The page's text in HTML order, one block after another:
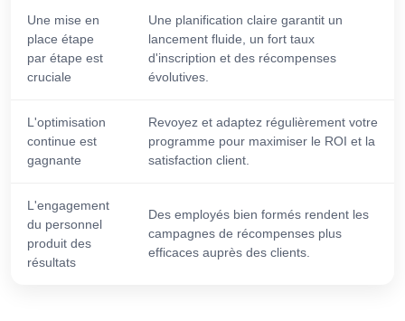
Une mise en
place étape
par étape est
cruciale
Une planification claire garantit un
lancement fluide, un fort taux
d'inscription et des récompenses
évolutives.
L'optimisation
continue est
gagnante
Revoyez et adaptez régulièrement votre
programme pour maximiser le ROI et la
satisfaction client.
L'engagement
du personnel
produit des
résultats
Des employés bien formés rendent les
campagnes de récompenses plus
efficaces auprès des clients.